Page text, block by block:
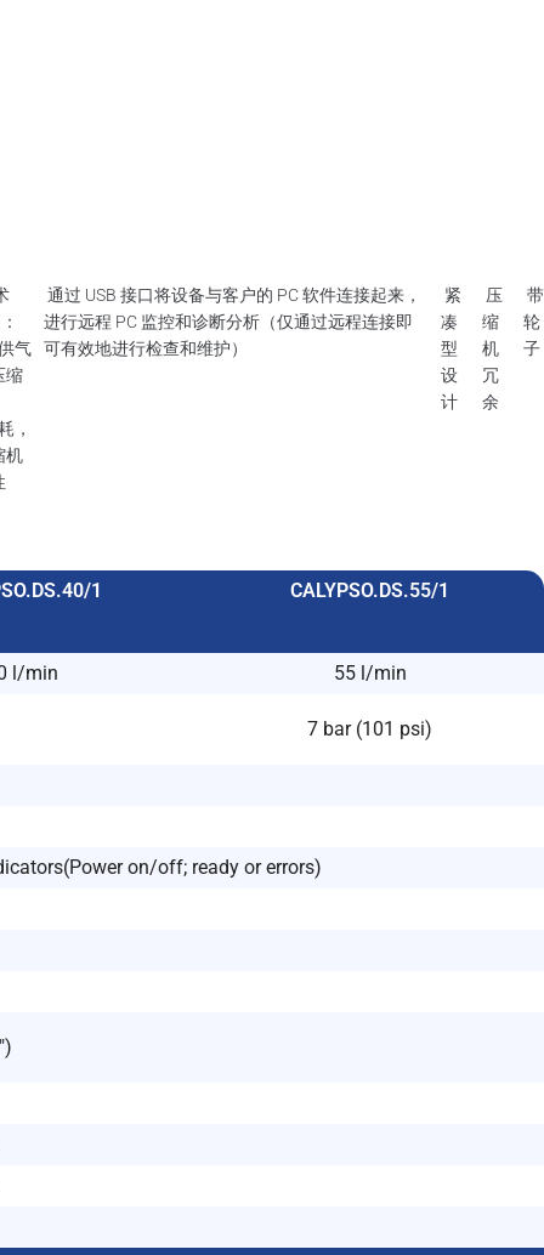
气
缩
，
机
通过 USB 接口将设备与客户的 PC 软件连接起来，
进行远程 PC 监控和诊断分析（仅通过远程连接即
可有效地进行检查和维护）
紧
凑
型
设
计
压
缩
机
冗
余
带
轮
子
1
CALYPSO.DS.55/1
l/min
55 l/min
7 bar (101 psi)
on/off; ready or errors)